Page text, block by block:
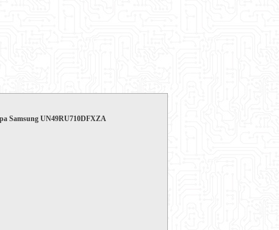
Samsung UN49RU710DFXZA